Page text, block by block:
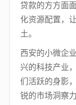
贷款的方方面
化资源配置，
土。
西安的小微企
兴的科技产业
们活跃的身影
锐的市场洞察